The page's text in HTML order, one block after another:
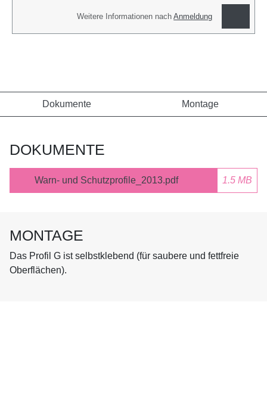
Weitere Informationen nachAnmeldung
Dokumente Montage
DOKUMENTE
Warn- und Schutzprofile_2013.pdf 1.5 MB
MONTAGE
Das Profil G ist selbstklebend (für saubere und fettfreie
Oberflächen).